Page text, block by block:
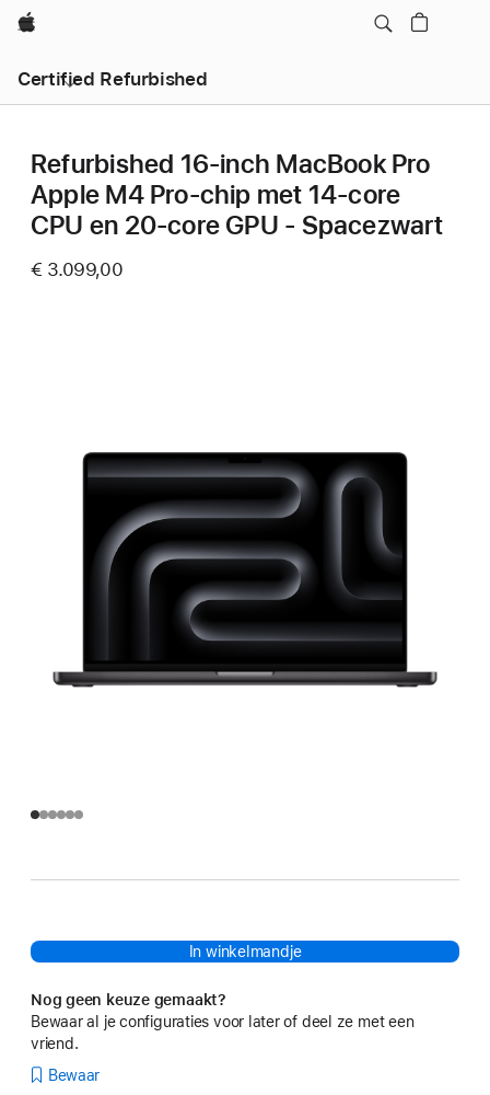
Apple
Certified Refurbished
Refurbished 16‑inch MacBook Pro
Apple M4 Pro-chip met 14‑core
CPU en 20‑core GPU - Spacezwart
€ 3.099,00
In winkelmandje
Nog geen keuze gemaakt?
Bewaar al je configuraties voor later of deel ze met een
vriend.
Bewaar